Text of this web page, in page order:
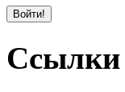
Ссылки